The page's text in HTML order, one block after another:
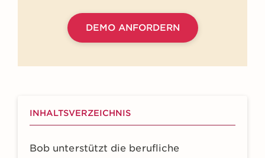
DEMO ANFORDERN
INHALTSVERZEICHNIS
Bob unterstützt die berufliche